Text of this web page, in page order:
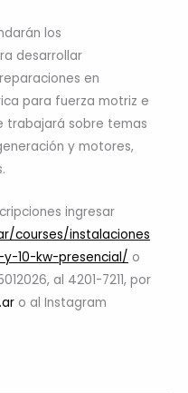
los
desarrollar
en
para fuerza motriz e
trabajará sobre temas
y motores,
ingresar
courses/instalaciones
10-kw-presencial/ o
al 4201-7211, por
o al Instagram